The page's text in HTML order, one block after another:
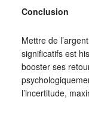
Conclusion
Mettre de
significatifs est
booster ses
l’incertitude,